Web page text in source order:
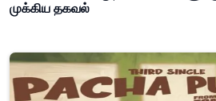
முக்கிய தகவல்